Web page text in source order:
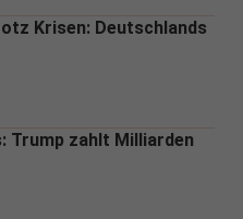
Krisen: Deutschlands
Trump zahlt Milliarden